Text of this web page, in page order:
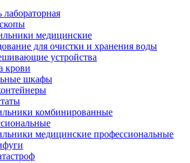
медицинские
для очистки и хранения воды
устройства
крови
шкафы
комбинированные
медицинские профессиональные